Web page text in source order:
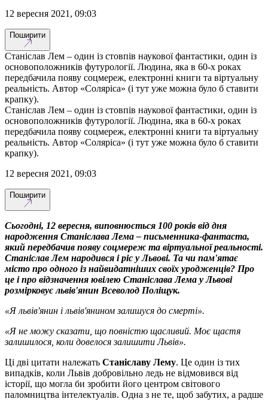
12 вересня 2021, 09:03
Поширити
Станіслав Лем – один із стовпів наукової фантастики, один із
основоположників футурології. Людина, яка в 60-х роках
передбачила появу соцмереж, електронні книги та віртуальну
реальність. Автор «Соляріса» (і тут уже можна було б ставити
крапку).
Станіслав Лем – один із стовпів наукової фантастики, один із
основоположників футурології. Людина, яка в 60-х роках
передбачила появу соцмереж, електронні книги та віртуальну
реальність. Автор «Соляріса» (і тут уже можна було б ставити
крапку).
12 вересня 2021, 09:03
Поширити
Сьогодні, 12 вересня, виповнюється 100 років від дня
народження Станіслава Лема – письменника-фантаста,
який передбачив появу соцмереж та віртуальної реальності.
Станіслав Лем народився і ріс у Львові. Та чи пам'ятає
місто про одного із найвидатніших своїх уродженців? Про
це і про відзначення ювілею Станіслава Лема у Львові
розмірковує львів'янин Всеволод Поліщук.
«Я львів'янин і львів'янином залишуся до смерті».
«Я не можу сказати, що повністю щасливий. Моє щастя
залишилося, коли довелося залишити Львів».
Ці дві цитати належать Станіславу Лему. Це один із тих
випадків, коли Львів добровільно ледь не відмовився від
історії, що могла би зробити його центром світового
паломництва інтелектуалів. Одна з не те, щоб забутих, а радше